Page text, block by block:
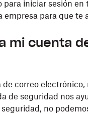
iniciar sesión
para que te
mi cuenta
correo
de seguridad nos
no